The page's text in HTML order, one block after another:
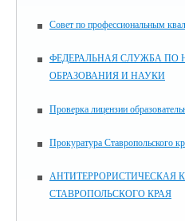
Совет по профессиональным
ФЕДЕРАЛЬНАЯ СЛУЖБА ПО
ОБРАЗОВАНИЯ И НАУКИ
Проверка лицензии
Прокуратура Ставропольского
АНТИТЕРРОРИСТИЧЕСКАЯ
СТАВРОПОЛЬСКОГО КРАЯ